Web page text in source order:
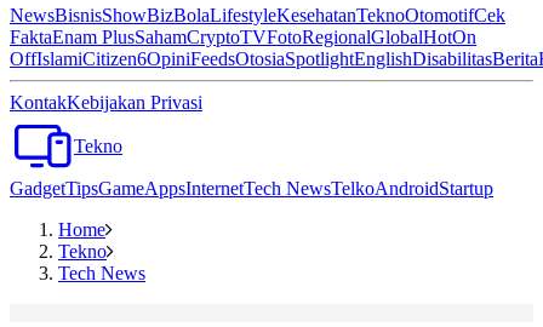
NewsBisnisShowBizBolaLifestyleKesehatanTeknoOtomotifCek
FaktaEnam PlusSahamCryptoTVFotoRegionalGlobalHotOn
OffIslamiCitizen6OpiniFeedsOtosiaSpotlightEnglishDisabilitasBerita
KontakKebijakan Privasi
Tekno
GadgetTipsGameAppsInternetTech NewsTelkoAndroidStartup
Home
Tekno
Tech News